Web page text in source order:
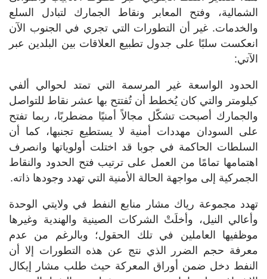
الشمالية، وفتح المعابر ونقاط الجمارك لتبادل السلع
والخدمات. غير أن التطورات التي تجري في الجنوب الآن
انعكست سلبًا على جدول تطبيع العلاقات بين البلدين عبر
الآتي:
الحدود الواسعة غير المرسمة التي تمتد لحوالي ألفي
كيلومتر والتي كان يُخطط أن تُفتتح بها عشر نقاط للتواصل
والجمارك أصبحت تشكّل مجالاً أمنيًا مضطربًا، ربما تفتح
على السودان مهددات أمنية لا يستطيع تجنبها، كما أن
السلطات الحاكمة في جوبا قد اختلت أولوياتها وانصرف
اهتمامها تمامًا من العمل على ترتيب فتح الحدود والنقاط
الجمركية إلى مواجهة الحالة الأمنية التي تهدد وجودها ذاته.
تهدد مجموعة رياك مشار منابع النفط في ولايتي الوحدة
وأعالي النيل، وأخلَتْ الشركات الصينية والهندية وغيرها
موظفيها العاملين في تلك الحقول؛ وبالرغم من عدم
معرفة حجم الضرر الذي نتج عن هذه التطورات إلا أن
النفط دخل ضمن أوراق المعركة حيث طلب مشار إيكال